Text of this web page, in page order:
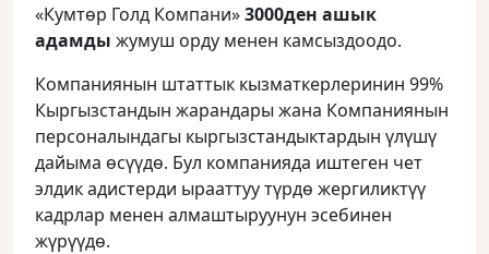
«Кумтөр Голд Компани»3000ден ашык
адамды жумуш орду менен камсыздоодо.
Компаниянын штаттык кызматкерлеринин 99%
Кыргызстандын жарандары жана Компаниянын
персоналындагы кыргызстандыктардын үлүшү
дайыма өсүүдө. Бул компанияда иштеген чет
элдик адистерди ырааттуу түрдө жергиликтүү
кадрлар менен алмаштыруунун эсебинен
жүрүүдө.